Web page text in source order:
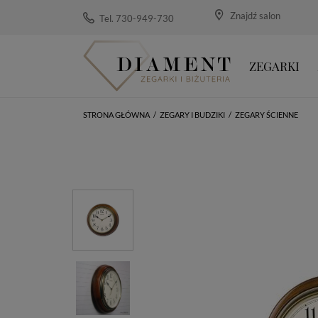
Tel. 730-949-730 Znajdź salon
ZEGARKI
STRONA GŁÓWNA / ZEGARY I BUDZIKI / ZEGARY ŚCIENNE